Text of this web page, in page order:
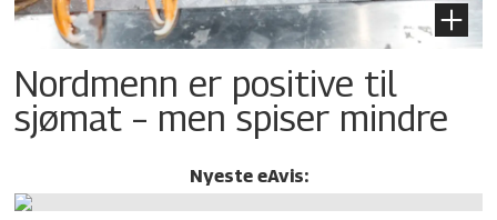
Nordmenn er positive til
sjømat – men spiser mindre
Nyeste eAvis: